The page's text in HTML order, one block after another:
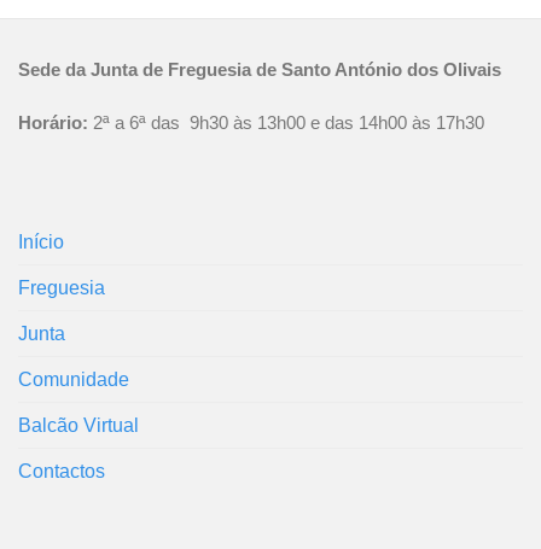
Sede da Junta de Freguesia de Santo António dos Olivais
Horário: 2ª a 6ª das 9h30 às 13h00 e das 14h00 às 17h30
Início
Freguesia
Junta
Comunidade
Balcão Virtual
Contactos